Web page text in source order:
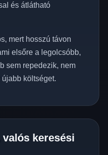
és átlátható
mert hosszú távon
elsőre a legolcsóbb,
sem repedezik, nem
költséget.
keresési